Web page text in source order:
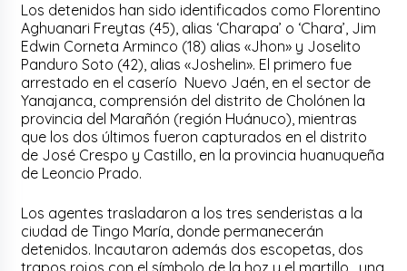
Los detenidos han sido identificados como Florentino
Aghuanari Freytas (45), alias ‘Charapa’ o ‘Chara’, Jim
Edwin Corneta Arminco (18) alias «Jhon» y Joselito
Panduro Soto (42), alias «Joshelin». El primero fue
arrestado en el caserío Nuevo Jaén, en el sector de
Yanajanca, comprensión del distrito de Cholónen la
provincia del Marañón (región Huánuco), mientras
que los dos últimos fueron capturados en el distrito
de José Crespo y Castillo, en la provincia huanuqueña
de Leoncio Prado.
Los agentes trasladaron a los tres senderistas a la
ciudad de Tingo María, donde permanecerán
detenidos. Incautaron además dos escopetas, dos